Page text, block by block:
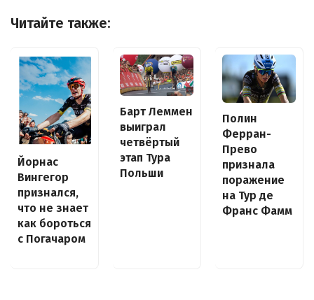
Читайте также:
Йорнас
Вингегор
признался,
что не знает
как бороться
с Погачаром
Барт Леммен
выиграл
четвёртый
этап Тура
Польши
Полин
Ферран-
Прево
признала
поражение
на Тур де
Франс Фамм